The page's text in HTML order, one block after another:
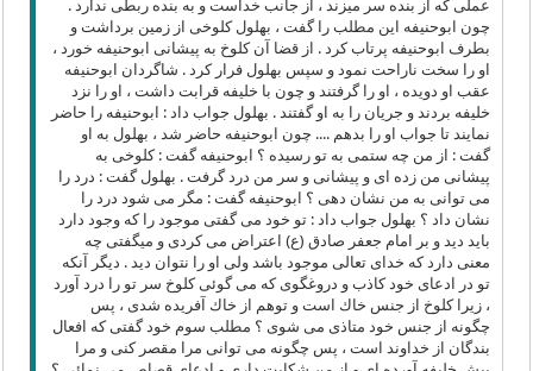
عملی كه از بنده سر میزند ، از جانب خداست و به بنده ربطی ندارد .
چون ابوحنیفه این مطلب را گفت ، بهلول كلوخی از زمین برداشت و
بطرف ابوحنیفه پرتاب كرد . از قضا آن كلوخ به پیشانی ابوحنیفه خورد ،
او را سخت ناراحت نمود و سپس بهلول فرار كرد . شاگردان ابوحنیفه
عقب او دویده ، او را گرفتند و چون با خلیفه قرابت داشت ، او را نزد
خلیفه بردند و جریان را به او گفتند . بهلول جواب داد : ابوحنیفه را حاضر
نمایند تا جواب او را بدهم .... چون ابوحنیفه حاضر شد ، بهلول به او
گفت : از من چه ستمی به تو رسیده ؟ ابوحنیفه گفت : كلوخی به
پیشانی من زده ای و پیشانی و سر من درد گرفت . بهلول گفت : درد را
می توانی به من نشان دهی ؟ ابوحنیفه گفت : مگر می شود درد را
نشان داد ؟ بهلول جواب داد : تو خود می گفتی موجود را كه وجود دارد
باید دید و بر امام جعفر صادق (ع) اعتراض می كردی و میگفتی چه
معنی دارد كه خدای تعالی موجود باشد ولی او را نتوان دید . دیگر آنكه
تو در ادعای خود كاذب و دروغگوی كه می گوئی كلوخ سر تو را درد آورد
، زیرا كلوخ از جنس خاك است و توهم از خاك آفریده شدی ، پس
چگونه از جنس خود متاذی می شوی ؟ مطلب سوم خود گفتی كه افعال
بندگان از خداوند است ، پس چگونه می توانی مرا مقصر كنی و مرا